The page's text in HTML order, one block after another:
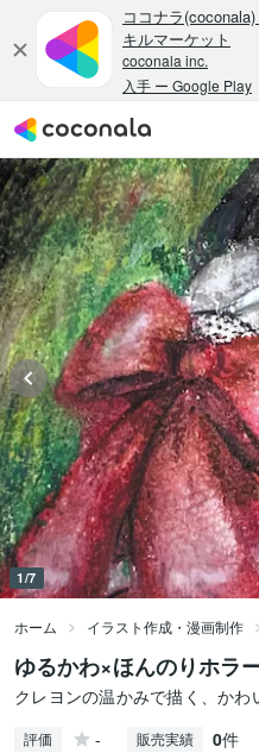
1/7
ホーム イラスト作成・漫画制作
ゆるかわ×ほんのりホラ
クレヨンの温かみで描く、か
評価 - 販売実績 0件